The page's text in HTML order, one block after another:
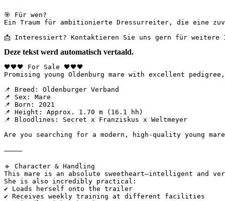
🎯 Für wen?
Ein Traum für ambitionierte Dressurreiter, die eine
📩 Interessiert? Kontaktieren Sie uns gern für weitere
Deze tekst werd automatisch vertaald.
🖤🖤🖤 For Sale 🖤🖤🖤
Promising young Oldenburg mare with excellent
📌 Breed: Oldenburger Verband
📌 Sex: Mare
📌 Born: 2021
📌 Height: Approx. 1.70 m (16.1 hh)
📌 Bloodlines: Secret x Franziskus x Weltmeyer
Are you searching for a modern, high-quality young
⸻
🔹 Character & Handling
This mare is an absolute sweetheart—intelligent and
She is also incredibly practical:
✔ Loads herself onto the trailer
✔ Receives weekly training at different facilities